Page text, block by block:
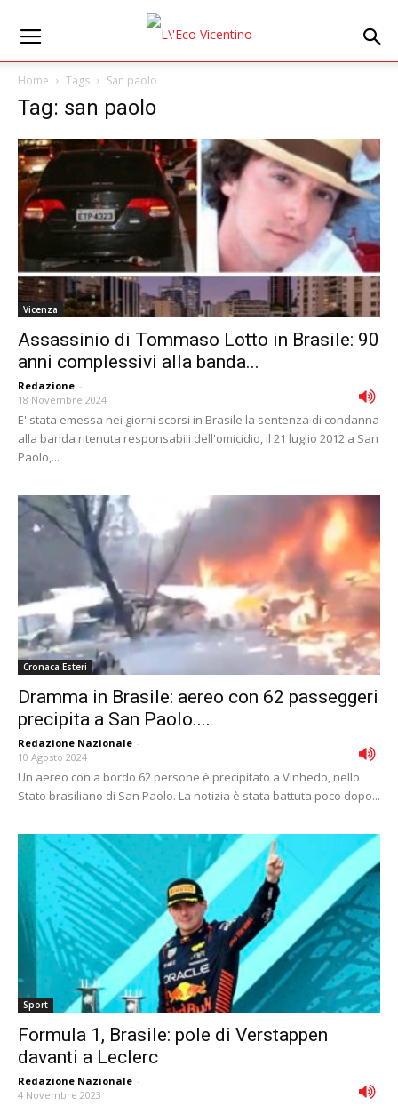
Home Tags San paolo
Tag: san paolo
Vicenza
Assassinio di Tommaso Lotto in Brasile: 90
anni complessivi alla banda...
Redazione -
18 Novembre 2024
E' stata emessa nei giorni scorsi in Brasile la sentenza di condanna
alla banda ritenuta responsabili dell'omicidio, il 21 luglio 2012 a San
Paolo,...
Cronaca Esteri
Dramma in Brasile: aereo con 62 passeggeri
precipita a San Paolo....
Redazione Nazionale -
10 Agosto 2024
Un aereo con a bordo 62 persone è precipitato a Vinhedo, nello
Stato brasiliano di San Paolo. La notizia è stata battuta poco dopo...
Sport
Formula 1, Brasile: pole di Verstappen
davanti a Leclerc
Redazione Nazionale -
4 Novembre 2023